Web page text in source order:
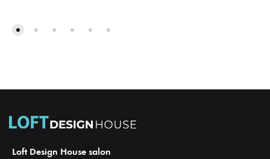
Loft Design House salon